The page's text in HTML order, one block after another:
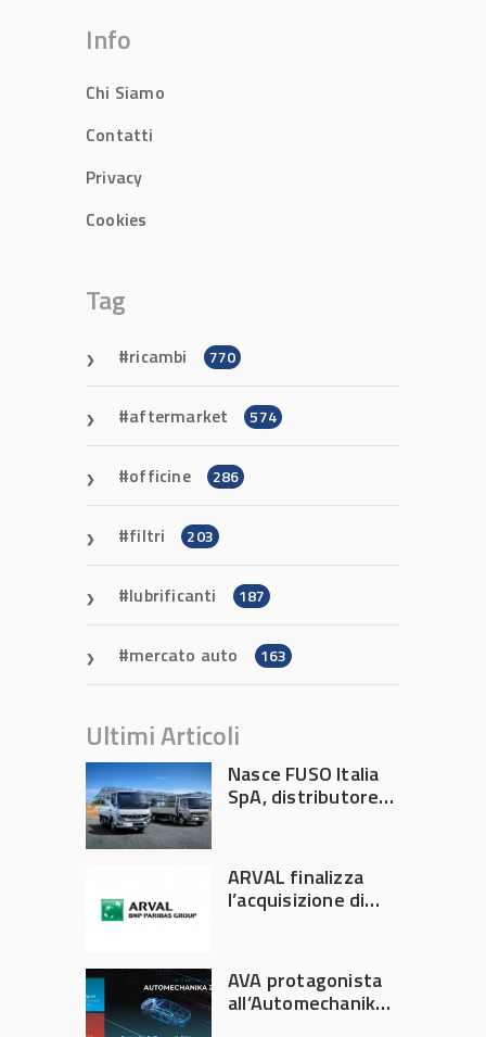
Info
Chi Siamo
Contatti
Privacy
Cookies
Tag
ricambi 770
aftermarket 574
officine 286
filtri 203
lubrificanti 187
mercato auto 163
Ultimi Articoli
Nasce FUSO Italia
SpA, distributore
ARVAL finalizza
l’acquisizione di
AVA protagonista
all’Automechanika